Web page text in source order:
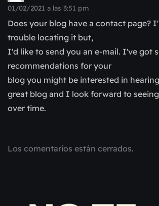
01/02/2021 a las 3:51 pm
Does your blog have a contact page?
trouble locating it but,
I'd like to send you an e-mail. I've got
recommendations for your
blog you might be interested in
great blog and I look forward to
over time.
Los comentarios están cerrados.